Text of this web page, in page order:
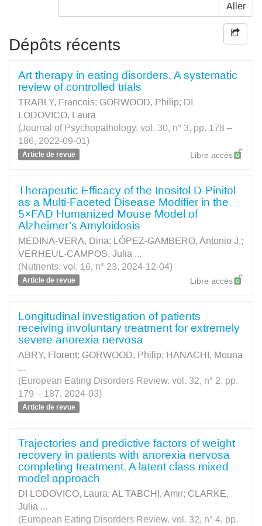
Aller
Dépôts récents
Art therapy in eating disorders. A systematic
review of controlled trials
TRABLY, Francois; GORWOOD, Philip; DI
LODOVICO, Laura
(Journal of Psychopathology. vol. 30, n° 3, pp. 178 –
186, 2022-09-01)
Article de revue Libre accès
Therapeutic Efficacy of the Inositol D-Pinitol
as a Multi-Faceted Disease Modifier in the
5×FAD Humanized Mouse Model of
Alzheimer’s Amyloidosis
MEDINA-VERA, Dina; LÓPEZ-GAMBERO, Antonio J.;
VERHEUL-CAMPOS, Julia ...
(Nutrients. vol. 16, n° 23, 2024-12-04)
Article de revue Libre accès
Longitudinal investigation of patients
receiving involuntary treatment for extremely
severe anorexia nervosa
ABRY, Florent; GORWOOD, Philip; HANACHI, Mouna
...
(European Eating Disorders Review. vol. 32, n° 2, pp.
179 – 187, 2024-03)
Article de revue
Trajectories and predictive factors of weight
recovery in patients with anorexia nervosa
completing treatment. A latent class mixed
model approach
DI LODOVICO, Laura; AL TABCHI, Amir; CLARKE,
Julia ...
(European Eating Disorders Review. vol. 32, n° 4, pp.